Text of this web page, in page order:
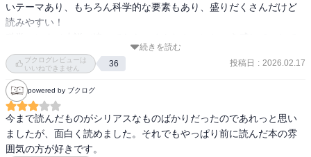
いテーマあり、もちろん科学的な要素もあり、盛りだくさんだけど
読みやすい！
も楽しめました。
途中、ときどき挟まる「ある患者のブログ」が切ない。
もし重病にかかった人が周りにいたら（今のところいないです）、
真剣にその人の気持ちに寄り添ってあげたいなと思います。
続きを読む
ブクログレビューは
いいねできません
36 投稿日 : 2026.02.17
powered by ブクログ
今まで読んだものがシリアスなものばかりだったのであれっと思い
ましたが、面白く読めました。それでもやっぱり前に読んだ本の雰
囲気の方が好きです。